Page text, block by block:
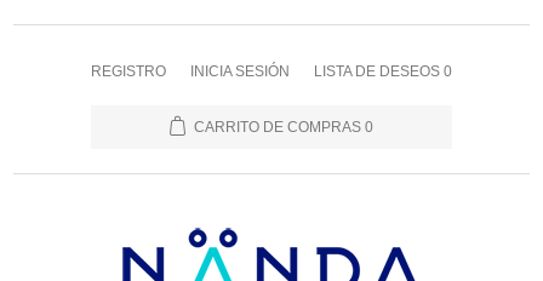
REGISTRO INICIA SESIÓN LISTA DE DESEOS 0
CARRITO DE COMPRAS 0